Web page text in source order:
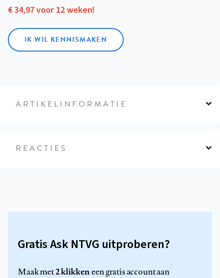
€ 34,97 voor 12 weken!
IK WIL KENNISMAKEN
ARTIKELINFORMATIE
REACTIES
Gratis Ask NTVG uitproberen?
Maak met2 klikkeneen gratis account aan